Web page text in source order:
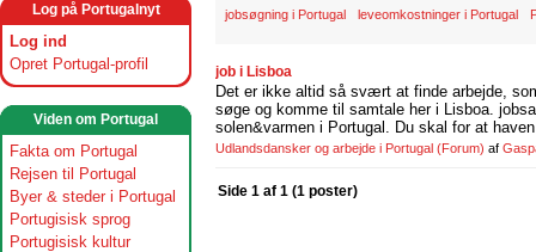
Log på Portugalnyt
Log ind
Opret Portugal-profil
Viden om Portugal
Fakta om Portugal
Rejsen til Portugal
Byer & steder i Portugal
Portugisisk sprog
Portugisisk kultur
jobsøgning i Portugal leveomkostninger i Portugal
job i Lisboa
Det er ikke altid så svært at finde arbejde,
søge og komme til samtale her i Lisboa.
solen&varmen i Portugal. Du skal for at
Udlandsdansker og arbejde i Portugal (Forum) af
Side 1 af 1 (1 poster)